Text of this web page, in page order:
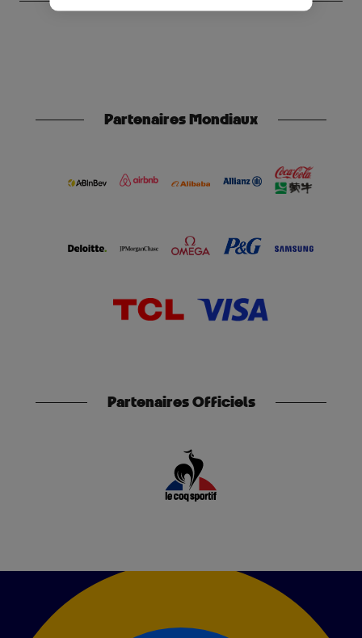
Partenaires Mondiaux
Partenaires Officiels